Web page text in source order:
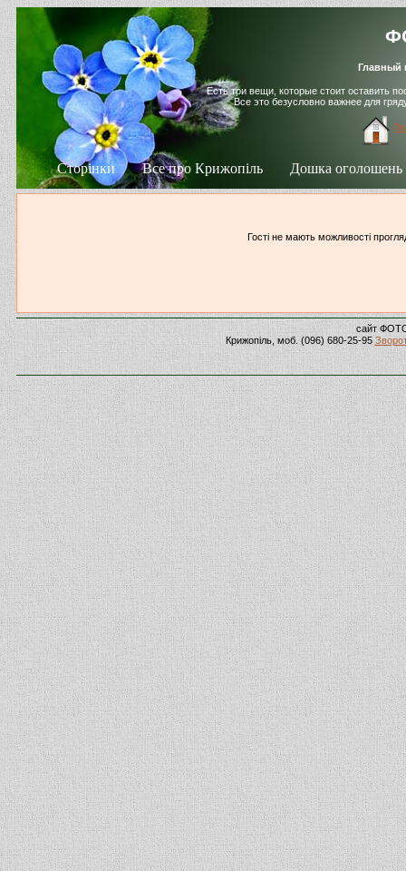
Главный
Есть три вещи, которые стоит оставить
Все это безусловно важнее для
Сторінки Все про Крижопіль Дошка оголошень
Гості не мають можливості
сайт
Крижопіль, моб. (096) 680-25-95